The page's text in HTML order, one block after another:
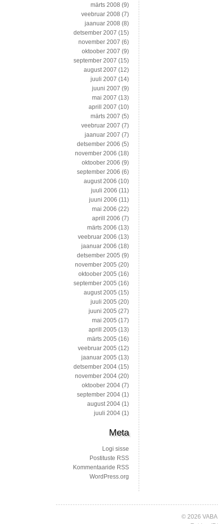
märts 2008 (9)
veebruar 2008 (7)
jaanuar 2008 (8)
detsember 2007 (15)
november 2007 (6)
oktoober 2007 (9)
september 2007 (15)
august 2007 (12)
juuli 2007 (14)
juuni 2007 (9)
mai 2007 (13)
aprill 2007 (10)
märts 2007 (5)
veebruar 2007 (7)
jaanuar 2007 (7)
detsember 2006 (5)
november 2006 (18)
oktoober 2006 (9)
september 2006 (6)
august 2006 (10)
juuli 2006 (11)
juuni 2006 (11)
mai 2006 (22)
aprill 2006 (7)
märts 2006 (13)
veebruar 2006 (13)
jaanuar 2006 (18)
detsember 2005 (9)
november 2005 (20)
oktoober 2005 (16)
september 2005 (16)
august 2005 (15)
juuli 2005 (20)
juuni 2005 (27)
mai 2005 (17)
aprill 2005 (13)
märts 2005 (16)
veebruar 2005 (12)
jaanuar 2005 (13)
detsember 2004 (15)
november 2004 (20)
oktoober 2004 (7)
september 2004 (1)
august 2004 (1)
juuli 2004 (1)
Meta
Logi sisse
Postituste RSS
Kommentaaride RSS
WordPress.org
© 2026